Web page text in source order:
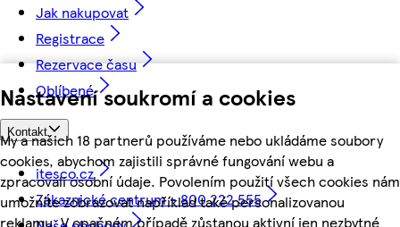
Nastavení soukromí a cookies
My a našich 18 partnerů používáme nebo ukládáme soubory
cookies, abychom zajistili správné fungování webu a
zpracovali osobní údaje. Povolením použití všech cookies nám
umožníte zobrazovat například také personalizovanou
reklamu. V opačném případě zůstanou aktivní jen nezbytné
Jak nakupovat
Registrace
Rezervace času
Oblíbené
Kontakt
itesco.cz
Zákaznické centrum - 800 222 555